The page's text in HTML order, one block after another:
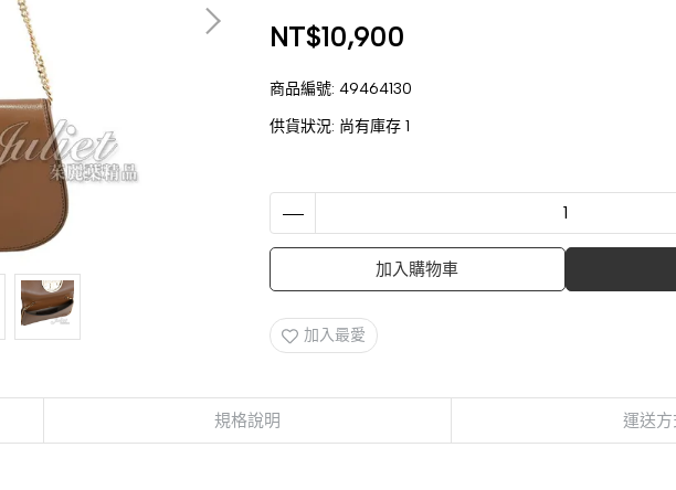
NT$10,900
商品編號: 49464130
供貨狀況: 尚有庫存 1
加入購物車
加入最愛
規格說明 運送方